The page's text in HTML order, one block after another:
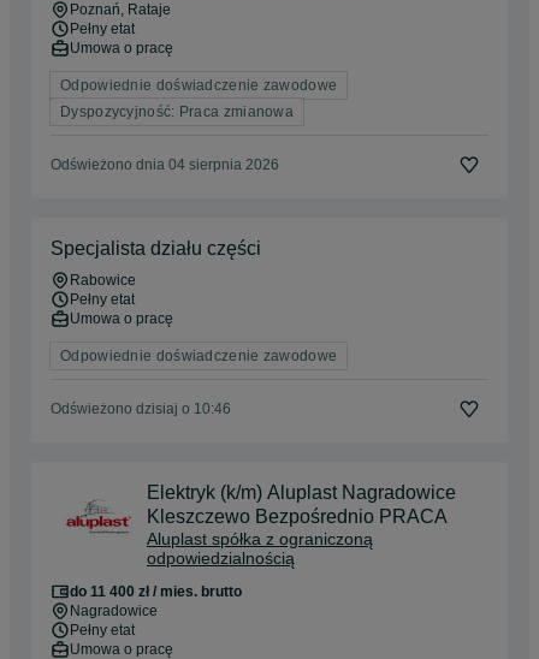
Poznań, Rataje
Pełny etat
Umowa o pracę
Odpowiednie doświadczenie zawodowe
Dyspozycyjność: Praca zmianowa
Odświeżono dnia 04 sierpnia 2026
Specjalista działu części
Rabowice
Pełny etat
Umowa o pracę
Odpowiednie doświadczenie zawodowe
Odświeżono dzisiaj o 10:46
Elektryk (k/m) Aluplast Nagradowice
Kleszczewo Bezpośrednio PRACA
Aluplast spółka z ograniczoną
odpowiedzialnością
do 11 400 zł / mies. brutto
Nagradowice
Pełny etat
Umowa o pracę